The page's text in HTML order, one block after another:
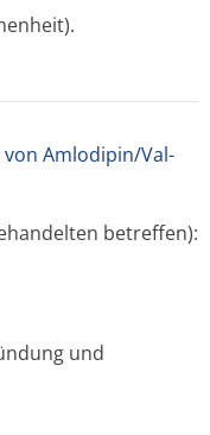
von Amlodipin/Val­
betreffen):
und